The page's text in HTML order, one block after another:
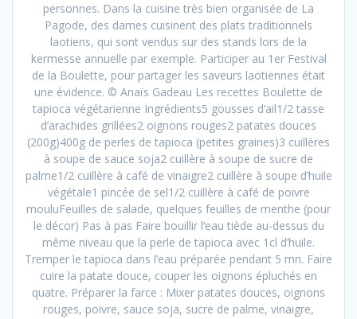
personnes. Dans la cuisine très bien organisée de La
Pagode, des dames cuisinent des plats traditionnels
laotiens, qui sont vendus sur des stands lors de la
kermesse annuelle par exemple. Participer au 1er Festival
de la Boulette, pour partager les saveurs laotiennes était
une évidence. © Anaïs Gadeau Les recettes Boulette de
tapioca végétarienne Ingrédients5 gousses d’ail1/2 tasse
d’arachides grillées2 oignons rouges2 patates douces
(200g)400g de perles de tapioca (petites graines)3 cuillères
à soupe de sauce soja2 cuillère à soupe de sucre de
palme1/2 cuillère à café de vinaigre2 cuillère à soupe d’huile
végétale1 pincée de sel1/2 cuillère à café de poivre
mouluFeuilles de salade, quelques feuilles de menthe (pour
le décor) Pas à pas Faire bouillir l’eau tiède au-dessus du
même niveau que la perle de tapioca avec 1cl d’huile.
Tremper le tapioca dans l’eau préparée pendant 5 mn. Faire
cuire la patate douce, couper les oignons épluchés en
quatre. Préparer la farce : Mixer patates douces, oignons
rouges, poivre, sauce soja, sucre de palme, vinaigre,